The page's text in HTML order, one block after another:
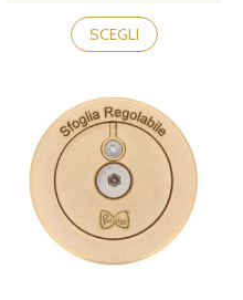
SCEGLI
Questo
prodotto
ha
varianti.
Le
opzioni
possono
essere
scelte
nella
pagina
del